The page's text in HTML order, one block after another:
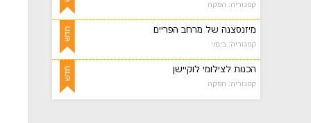
קטגוריה: הפקה
מיזנסצנה של מרחב הפריים
קטגוריה: בימוי
הכנות לצילומי לוקיישן
קטגוריה: הפקה